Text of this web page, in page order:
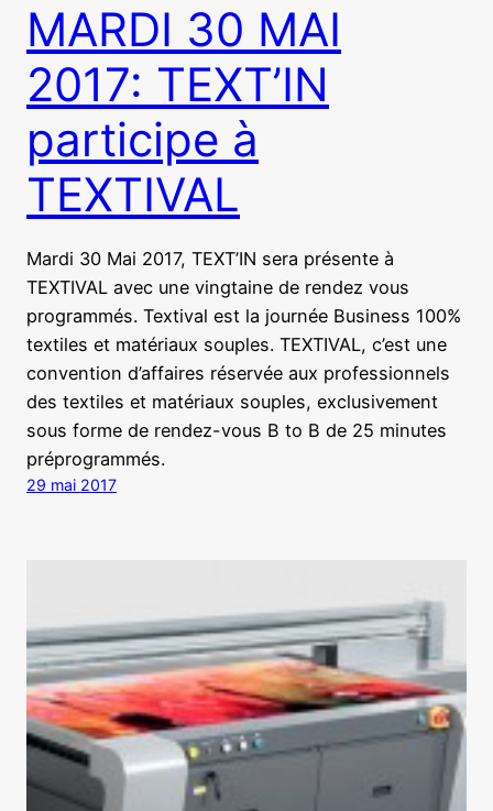
MARDI 30 MAI
2017: TEXT’IN
participe à
TEXTIVAL
Mardi 30 Mai 2017, TEXT’IN sera présente à
TEXTIVAL avec une vingtaine de rendez vous
programmés. Textival est la journée Business 100%
textiles et matériaux souples. TEXTIVAL, c’est une
convention d’affaires réservée aux professionnels
des textiles et matériaux souples, exclusivement
sous forme de rendez-vous B to B de 25 minutes
préprogrammés.
29 mai 2017